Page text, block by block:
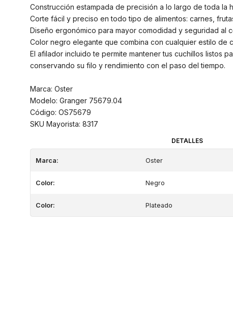
Construcción estampada de precisión a lo largo de toda la
Corte fácil y preciso en todo tipo de alimentos: carnes,
Diseño ergonómico para mayor comodidad y seguridad al
Color negro elegante que combina con cualquier estilo de
El afilador incluido te permite mantener tus cuchillos listos
conservando su filo y rendimiento con el paso del tiempo.
Marca: Oster
Modelo: Granger 75679.04
Código: OS75679
SKU Mayorista: 8317
DETALLES
Marca: Oster
Color: Negro
Color: Plateado